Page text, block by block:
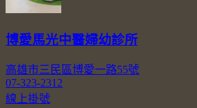
博愛馬光中醫婦幼診所
高雄市三民區博愛一路55號
07-323-2312
線上掛號